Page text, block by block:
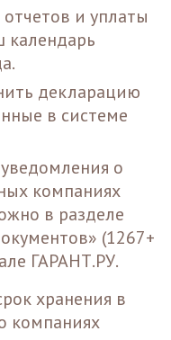
и уплаты
календарь
.
декларацию
в системе
о
компаниях
в разделе
» (1267+
ГАРАНТ.РУ.
хранения в
компаниях